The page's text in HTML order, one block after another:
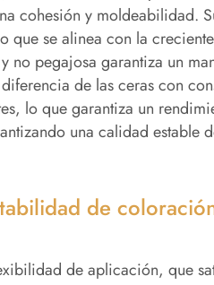
cohesión y moldeabilidad.
se alinea con la
no pegajosa garantiza un
de las ceras con
lo que garantiza un
una calidad estable
de
de aplicación, que